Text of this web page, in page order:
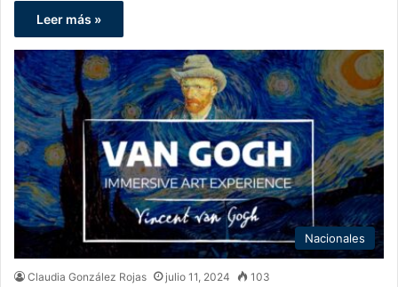
Leer más »
Nacionales
Claudia González Rojas julio 11, 2024 103